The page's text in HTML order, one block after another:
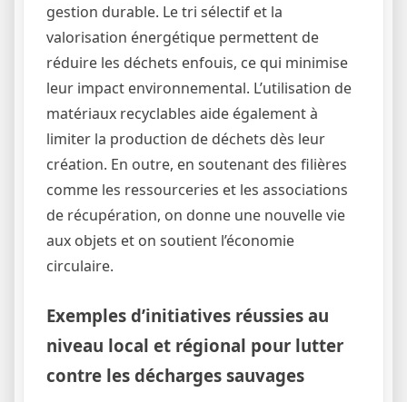
gestion durable. Le tri sélectif et la
valorisation énergétique permettent de
réduire les déchets enfouis, ce qui minimise
leur impact environnemental. L’utilisation de
matériaux recyclables aide également à
limiter la production de déchets dès leur
création. En outre, en soutenant des filières
comme les ressourceries et les associations
de récupération, on donne une nouvelle vie
aux objets et on soutient l’économie
circulaire.
Exemples d’initiatives réussies au
niveau local et régional pour lutter
contre les décharges sauvages